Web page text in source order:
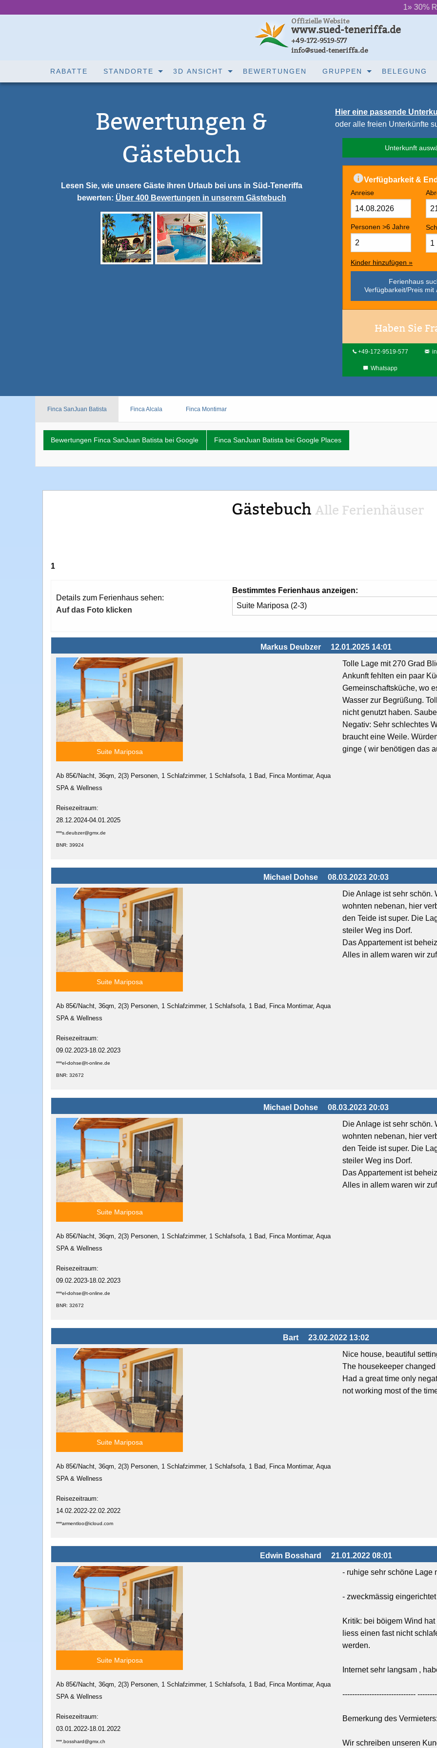
1» 30% Rabatt
Offizielle Website
www.sued-teneriffa.de
+49-172-9519-577
info@sued-teneriffa.de
RABATTE STANDORTE 3D ANSICHT BEWERTUNGEN GRUPPEN BELEGUNG
Bewertungen &
Gästebuch
Lesen Sie, wie unsere Gäste ihren Urlaub bei uns in Süd-Teneriffa
bewerten: Über 400 Bewertungen in unserem Gästebuch
Hier eine passende
oder alle freien Unterkünfte
Unterkunft
Verfügbarkeit &
Anreise
Personen >6 Jahre
Kinder hinzufügen »
Ferienhaus
Verfügbarkeit/Preis mit
Haben Sie
+49-172-9519-577
Whatsapp
Finca SanJuan Batista Finca Alcala Finca Montimar
Bewertungen Finca SanJuan Batista bei Google Finca SanJuan Batista bei Google Places
Gästebuch Alle Ferienhäuser
1
Details zum Ferienhaus sehen:
Auf das Foto klicken
Bestimmtes Ferienhaus anzeigen:
Markus Deubzer 12.01.2025 14:01
Suite Mariposa
Ab 85€/Nacht, 36qm, 2(3) Personen, 1 Schlafzimmer, 1 Schlafsofa, 1 Bad, Finca Montimar, Aqua
SPA & Wellness
Reisezeitraum:
28.12.2024-04.01.2025
***s.deubzer@gmx.de
BNR: 39924
Tolle Lage mit 270 Grad
Ankunft fehlten ein paar
Gemeinschaftsküche, wo
Wasser zur Begrüßung.
nicht genutzt haben.
Negativ: Sehr schlechtes
braucht eine Weile.
ginge ( wir benötigen das
Michael Dohse 08.03.2023 20:03
Suite Mariposa
Ab 85€/Nacht, 36qm, 2(3) Personen, 1 Schlafzimmer, 1 Schlafsofa, 1 Bad, Finca Montimar, Aqua
SPA & Wellness
Reisezeitraum:
09.02.2023-18.02.2023
***el-dohse@t-online.de
BNR: 32672
Die Anlage ist sehr schön.
wohnten nebenan, hier
den Teide ist super. Die
steiler Weg ins Dorf.
Das Appartement ist
Alles in allem waren wir
Michael Dohse 08.03.2023 20:03
Suite Mariposa
Ab 85€/Nacht, 36qm, 2(3) Personen, 1 Schlafzimmer, 1 Schlafsofa, 1 Bad, Finca Montimar, Aqua
SPA & Wellness
Reisezeitraum:
09.02.2023-18.02.2023
***el-dohse@t-online.de
BNR: 32672
Die Anlage ist sehr schön.
wohnten nebenan, hier
den Teide ist super. Die
steiler Weg ins Dorf.
Das Appartement ist
Alles in allem waren wir
Bart 23.02.2022 13:02
Suite Mariposa
Ab 85€/Nacht, 36qm, 2(3) Personen, 1 Schlafzimmer, 1 Schlafsofa, 1 Bad, Finca Montimar, Aqua
SPA & Wellness
Reisezeitraum:
14.02.2022-22.02.2022
***armentloo@icloud.com
Nice house, beautiful
The housekeeper changed
Had a great time only
not working most of the
Edwin Bosshard 21.01.2022 08:01
Suite Mariposa
Ab 85€/Nacht, 36qm, 2(3) Personen, 1 Schlafzimmer, 1 Schlafsofa, 1 Bad, Finca Montimar, Aqua
SPA & Wellness
Reisezeitraum:
03.01.2022-18.01.2022
***.bosshard@gmx.ch
- ruhige sehr schöne Lage
- zweckmässig eingerichtet
Kritik: bei böigem Wind
liess einen fast nicht
werden.
Internet sehr langsam ,
------------------------------
Bemerkung des Vermieters:
Wir schreiben unseren